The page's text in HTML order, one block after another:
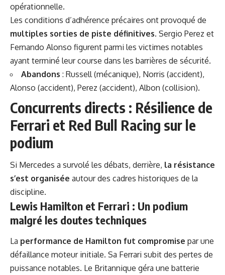
opérationnelle.
Les conditions d’adhérence précaires ont provoqué de
multiples sorties de piste définitives. Sergio Perez et
Fernando Alonso figurent parmi les victimes notables
ayant terminé leur course dans les barrières de sécurité.
Abandons : Russell (mécanique), Norris (accident),
Alonso (accident), Perez (accident), Albon (collision).
Concurrents directs : Résilience de
Ferrari et Red Bull Racing sur le
podium
Si Mercedes a survolé les débats, derrière, la résistance
s’est organisée autour des cadres historiques de la
discipline.
Lewis Hamilton et Ferrari : Un podium
malgré les doutes techniques
La performance de Hamilton fut compromise par une
défaillance moteur initiale. Sa Ferrari subit des pertes de
puissance notables. Le Britannique géra une batterie